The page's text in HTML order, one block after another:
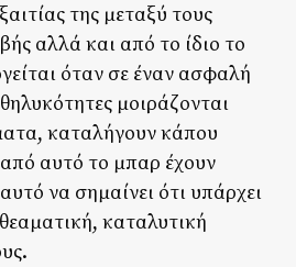
της μεταξύ τους
αλλά και από το ίδιο το
όταν σε έναν ασφαλή
μοιράζονται
καταλήγουν κάπου
αυτό το μπαρ έχουν
να σημαίνει ότι υπάρχει
καταλυτική